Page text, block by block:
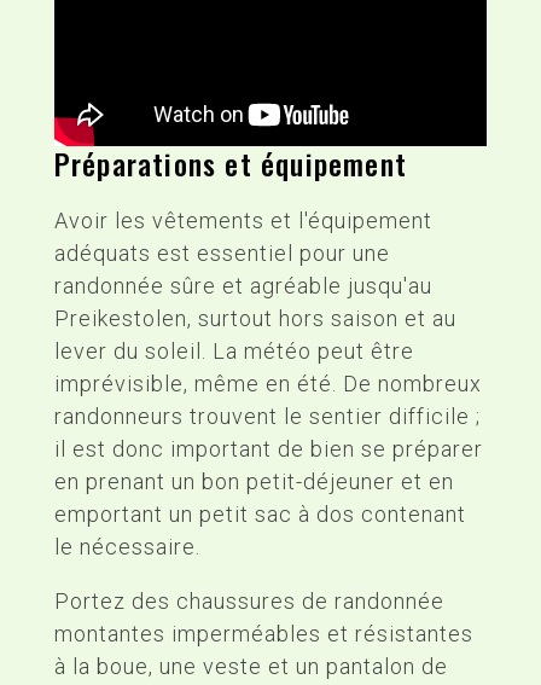
Préparations et équipement
Avoir les vêtements et l'équipement
adéquats est essentiel pour une
randonnée sûre et agréable jusqu'au
Preikestolen, surtout hors saison et au
lever du soleil. La météo peut être
imprévisible, même en été. De nombreux
randonneurs trouvent le sentier difficile ;
il est donc important de bien se préparer
en prenant un bon petit-déjeuner et en
emportant un petit sac à dos contenant
le nécessaire.
Portez des chaussures de randonnée
montantes imperméables et résistantes
à la boue, une veste et un pantalon de